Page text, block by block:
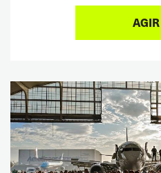
AGIR